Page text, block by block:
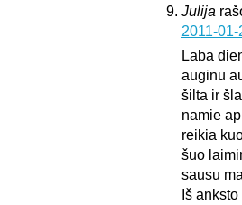
Julija
2011-
Laba
auginu
šilta ir
namie
reikia
šuo
sausu
Iš